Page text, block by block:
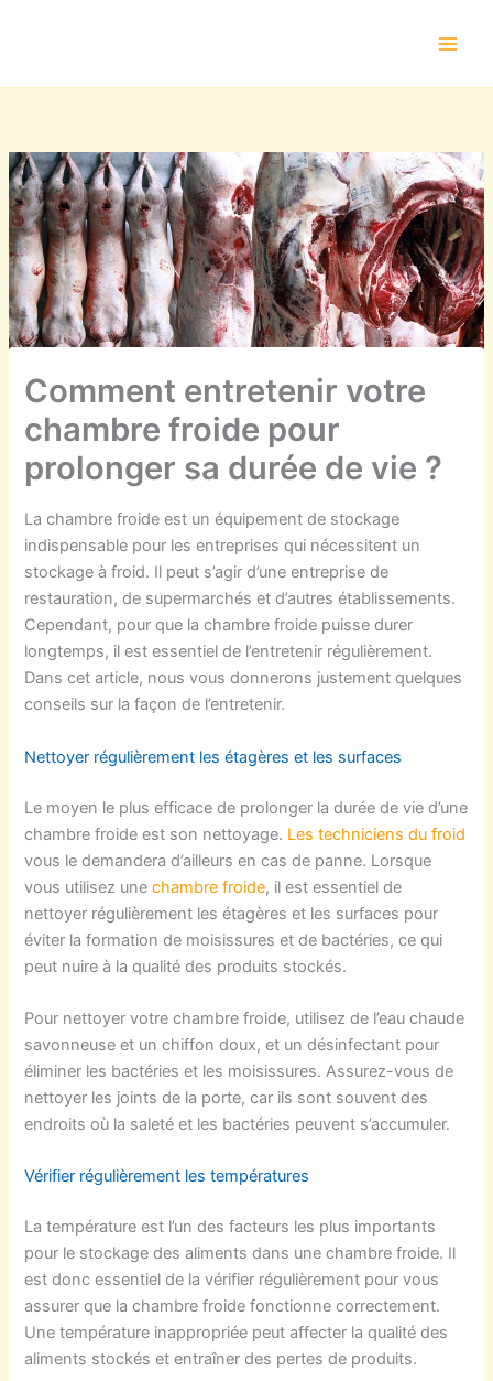
Comment entretenir votre
chambre froide pour
prolonger sa durée de vie ?
La chambre froide est un équipement de stockage
indispensable pour les entreprises qui nécessitent un
stockage à froid. Il peut s’agir d’une entreprise de
restauration, de supermarchés et d’autres établissements.
Cependant, pour que la chambre froide puisse durer
longtemps, il est essentiel de l’entretenir régulièrement.
Dans cet article, nous vous donnerons justement quelques
conseils sur la façon de l’entretenir.
Nettoyer régulièrement les étagères et les surfaces
Le moyen le plus efficace de prolonger la durée de vie d’une
chambre froide est son nettoyage. Les techniciens du froid
vous le demandera d’ailleurs en cas de panne. Lorsque
vous utilisez unechambre froide, il est essentiel de
nettoyer régulièrement les étagères et les surfaces pour
éviter la formation de moisissures et de bactéries, ce qui
peut nuire à la qualité des produits stockés.
Pour nettoyer votre chambre froide, utilisez de l’eau chaude
savonneuse et un chiffon doux, et un désinfectant pour
éliminer les bactéries et les moisissures. Assurez-vous de
nettoyer les joints de la porte, car ils sont souvent des
endroits où la saleté et les bactéries peuvent s’accumuler.
Vérifier régulièrement les températures
La température est l’un des facteurs les plus importants
pour le stockage des aliments dans une chambre froide. Il
est donc essentiel de la vérifier régulièrement pour vous
assurer que la chambre froide fonctionne correctement.
Une température inappropriée peut affecter la qualité des
aliments stockés et entraîner des pertes de produits.